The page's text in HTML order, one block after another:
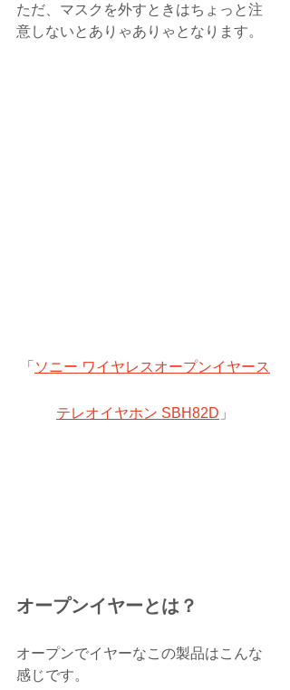
ただ、マスクを外すときはちょっと注
意しないとありゃありゃとなります。
「 ソニー ワイヤレスオープンイヤース
テレオイヤホン SBH82D 」
オープンイヤーとは？
オープンでイヤーなこの製品はこんな
感じです。